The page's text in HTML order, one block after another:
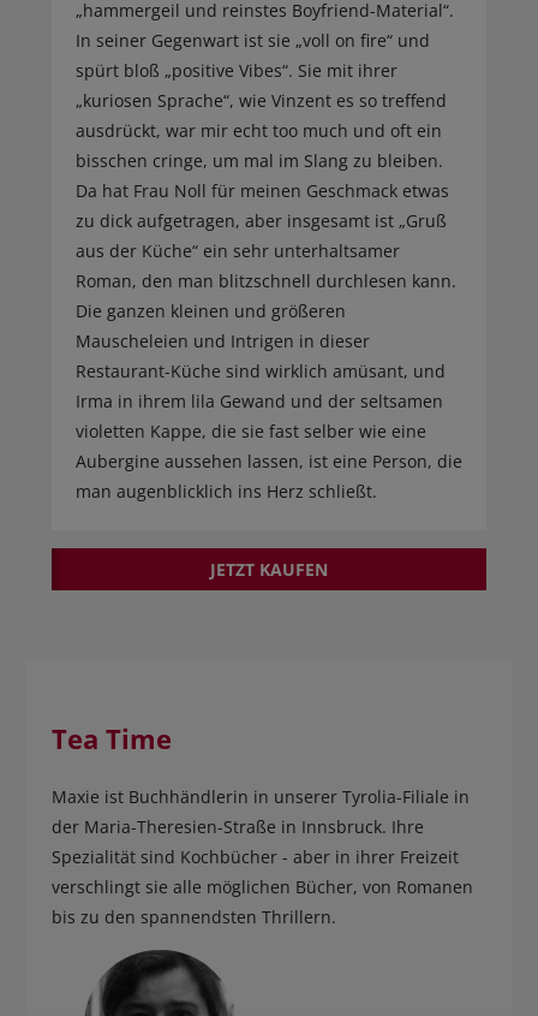
„hammergeil und reinstes Boyfriend-Material“.
In seiner Gegenwart ist sie „voll on fire“ und
spürt bloß „positive Vibes“. Sie mit ihrer
„kuriosen Sprache“, wie Vinzent es so treffend
ausdrückt, war mir echt too much und oft ein
bisschen cringe, um mal im Slang zu bleiben.
Da hat Frau Noll für meinen Geschmack etwas
zu dick aufgetragen, aber insgesamt ist „Gruß
aus der Küche“ ein sehr unterhaltsamer
Roman, den man blitzschnell durchlesen kann.
Die ganzen kleinen und größeren
Mauscheleien und Intrigen in dieser
Restaurant-Küche sind wirklich amüsant, und
Irma in ihrem lila Gewand und der seltsamen
violetten Kappe, die sie fast selber wie eine
Aubergine aussehen lassen, ist eine Person, die
man augenblicklich ins Herz schließt.
JETZT KAUFEN
Tea Time
Maxie ist Buchhändlerin in unserer Tyrolia-Filiale in
der Maria-Theresien-Straße in Innsbruck. Ihre
Spezialität sind Kochbücher - aber in ihrer Freizeit
verschlingt sie alle möglichen Bücher, von Romanen
bis zu den spannendsten Thrillern.